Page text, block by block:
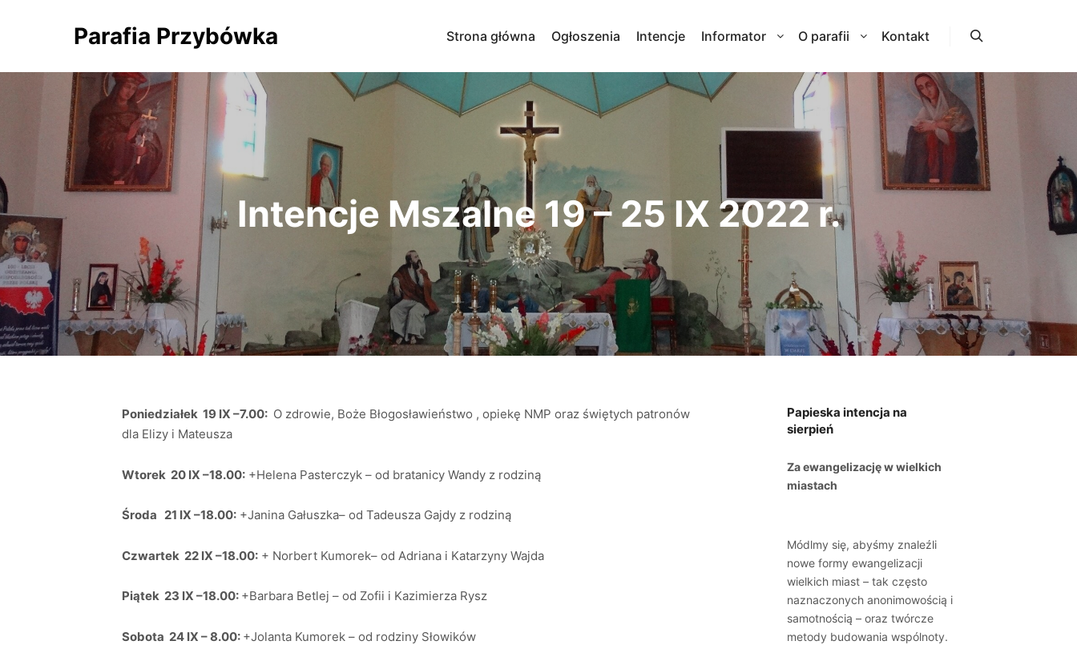
Parafia Przybówka Strona główna Ogłoszenia Intencje Informator O parafii Kontakt
Intencje Mszalne 19 – 25 IX 2022 r.
Poniedziałek 19 IX –7.00: O zdrowie, Boże Błogosławieństwo , opiekę NMP oraz świętych patronów
dla Elizy i Mateusza
Wtorek 20 IX –18.00: +Helena Pasterczyk – od bratanicy Wandy z rodziną
Środa 21 IX –18.00: +Janina Gałuszka– od Tadeusza Gajdy z rodziną
Czwartek 22 IX –18.00: + Norbert Kumorek– od Adriana i Katarzyny Wajda
Piątek 23 IX –18.00: +Barbara Betlej – od Zofii i Kazimierza Rysz
Sobota 24 IX – 8.00: +Jolanta Kumorek – od rodziny Słowików
Papieska intencja na
sierpień
Za ewangelizację w wielkich
miastach
Módlmy się, abyśmy znaleźli
nowe formy ewangelizacji
wielkich miast – tak często
naznaczonych anonimowością i
samotnością – oraz twórcze
metody budowania wspólnoty.